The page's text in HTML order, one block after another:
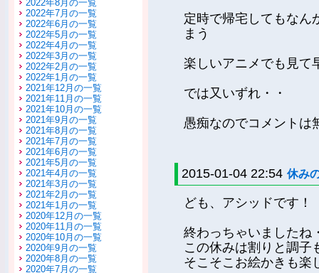
2022年8月の一覧
2022年7月の一覧
2022年6月の一覧
2022年5月の一覧
2022年4月の一覧
2022年3月の一覧
2022年2月の一覧
2022年1月の一覧
2021年12月の一覧
2021年11月の一覧
2021年10月の一覧
2021年9月の一覧
2021年8月の一覧
2021年7月の一覧
2021年6月の一覧
2021年5月の一覧
2021年4月の一覧
2021年3月の一覧
2021年2月の一覧
2021年1月の一覧
2020年12月の一覧
2020年11月の一覧
2020年10月の一覧
2020年9月の一覧
2020年8月の一覧
2020年7月の一覧
定時で帰宅してもなん
まう
楽しいアニメでも見て
では又いずれ・・
愚痴なのでコメントは
2015-01-04 22:54 休み
ども、アシッドです！
終わっちゃいましたね
この休みは割りと調子
そこそこお絵かきも楽